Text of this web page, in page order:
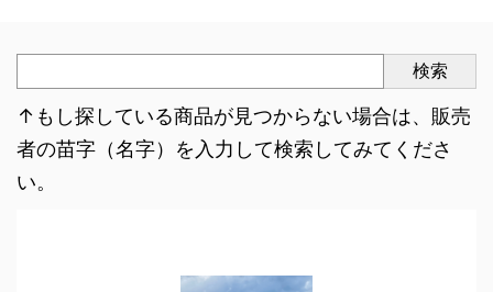
検索
↑もし探している商品が見つからない場合は、販売
者の苗字（名字）を入力して検索してみてくださ
い。